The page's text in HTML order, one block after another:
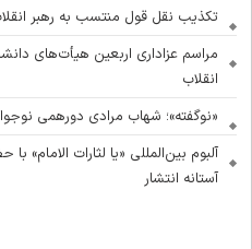
تکذیب نقل قول منتسب به رهبر
مراسم عزاداری اربعین هیأت‌های
انقلاب
«نوگفته»؛ شهاب مرادی دورهمی
آلبوم بین‌المللی «یا لثارات الامام»
آستانه انتشار